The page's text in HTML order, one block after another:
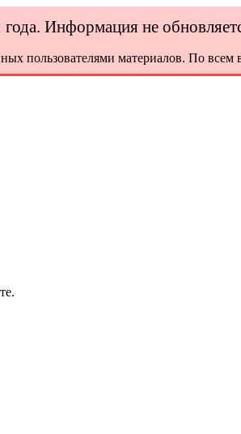
года. Информация не
пользователями материалов. По